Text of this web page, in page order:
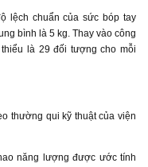
lệch chuẩn của sức bóp tay
bình là 5 kg. Thay vào công
là 29 đối tượng cho mỗi
thường qui kỹ thuật của viện
năng lượng được ước tính